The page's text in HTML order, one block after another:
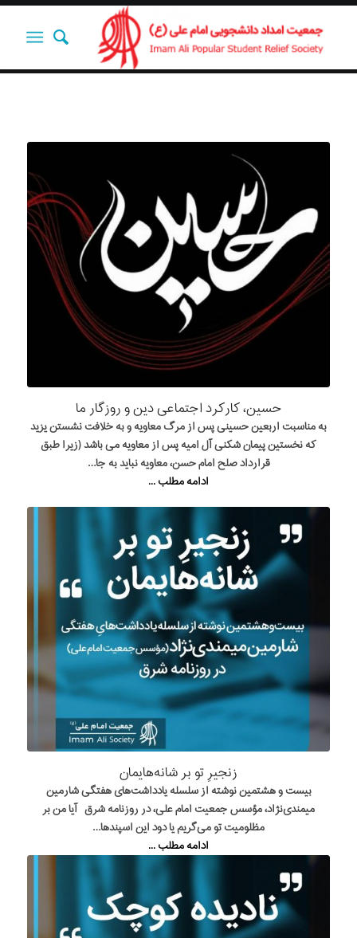
حسین، کارکرد اجتماعی دین و روزگار ما
به مناسبت اربعین حسینی پس از مرگ معاویه و به خلافت نشستن یزید
که نخستین پیمان شکنی آل امیه پس از معاویه می باشد (زیرا طبق
قرارداد صلح امام حسن، معاویه نباید به جا…
ادامه مطلب ...
زنجیرِ تو بر شانه‌هایمان
بیست و هشتمین نوشته از سلسله یادداشت‌های هفتگی شارمین
میمندی‌نژاد، مؤسس جمعیت امام علی، در روزنامه شرق آیا من بر
مظلومیت تو می‌گریم یا دود این اسپندها…
ادامه مطلب ...